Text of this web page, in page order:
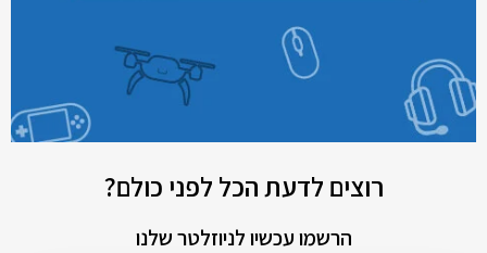
רוצים לדעת הכל לפני כולם?
הרשמו עכשיו לניוזלטר שלנו